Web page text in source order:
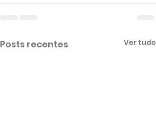
Posts recentes Ver tudo